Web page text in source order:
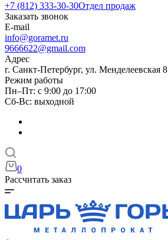
+7 (812) 333-30-30Отдел продаж
Заказать звонок
E-mail
info@goramet.ru
9666622@gmail.com
Адрес
г. Санкт-Петербург, ул. Менделеевская 8
Режим работы
Пн–Пт: с 9:00 до 17:00
Сб-Вс: выходной
0
Рассчитать заказ